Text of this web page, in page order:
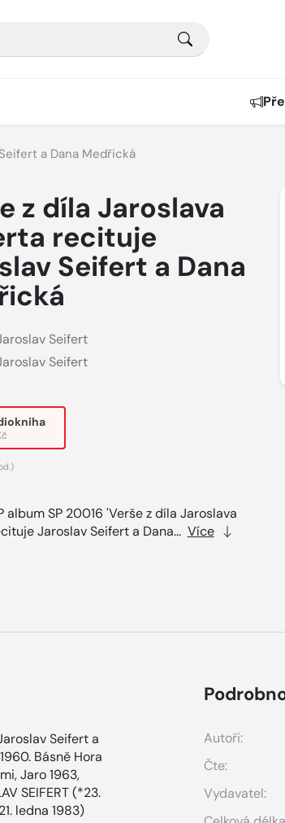
a Dana Medřická
z díla Jaroslava
recituje
Seifert a Dana
Seifert
Seifert
album SP 20016 'Verše z díla Jaroslava
Jaroslav Seifert a Dana... Více
Seifert a
Básně Hora
Jaro 1963,
SEIFERT (*23.
ledna 1983)
Autoři:
Čte:
Vydavatel: